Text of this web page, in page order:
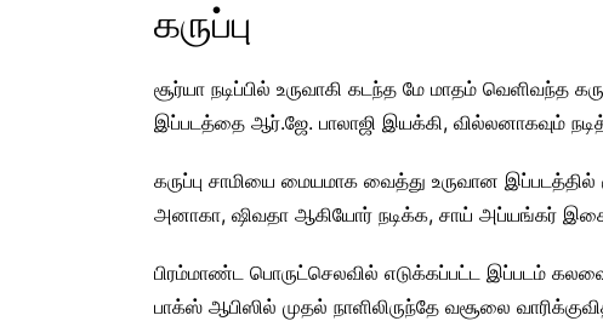
கருப்பு
சூர்யா நடிப்பில் உருவாகி கடந்த மே மாதம் வெளிவந்த
இப்படத்தை ஆர்.ஜே. பாலாஜி இயக்கி, வில்லனாகவும்
கருப்பு சாமியை மையமாக வைத்து உருவான
அனாகா, ஷிவதா ஆகியோர் நடிக்க, சாய் அப்யங்கர்
பிரம்மாண்ட பொருட்செலவில் எடுக்கப்பட்ட இப்படம்
பாக்ஸ் ஆபிஸில் முதல் நாளிலிருந்தே வசூலை